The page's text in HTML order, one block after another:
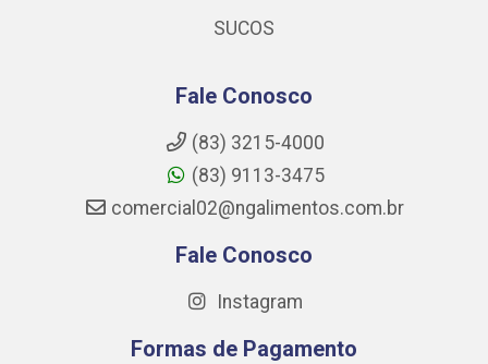
SUCOS
Fale Conosco
(83) 3215-4000
(83) 9113-3475
comercial02@ngalimentos.com.br
Fale Conosco
Instagram
Formas de Pagamento